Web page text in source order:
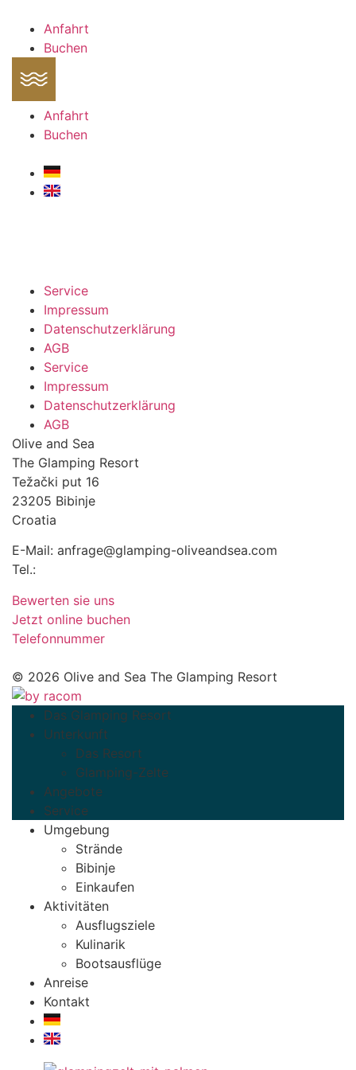
content
Anfahrt
Buchen
Anfahrt
Buchen
Service
Impressum
Datenschutzerklärung
AGB
Service
Impressum
Datenschutzerklärung
AGB
Olive and Sea
The Glamping Resort
Težački put 16
23205 Bibinje
Croatia
E-Mail: anfrage@glamping-oliveandsea.com
Tel.:
Bewerten sie uns
Jetzt online buchen
Telefonnummer
© 2026 Olive and Sea The Glamping Resort
Das Glamping Resort
Unterkunft
Das Resort
Glamping-Zelte
Angebote
Service
Umgebung
Strände
Bibinje
Einkaufen
Aktivitäten
Ausflugsziele
Kulinarik
Bootsausflüge
Anreise
Kontakt